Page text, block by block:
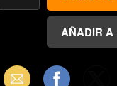
Email Facebook